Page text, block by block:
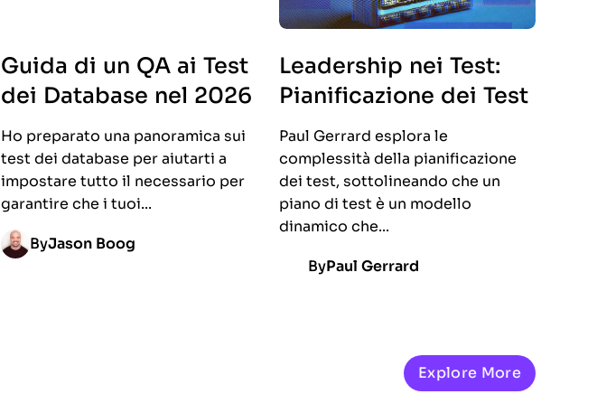
Guida di un QA ai Test
dei Database nel 2026
Ho preparato una panoramica sui
test dei database per aiutarti a
impostare tutto il necessario per
garantire che i tuoi...
ByJason Boog
Leadership nei Test:
Pianificazione dei Test
Paul Gerrard esplora le
complessità della pianificazione
dei test, sottolineando che un
piano di test è un modello
dinamico che...
ByPaul Gerrard
Explore More